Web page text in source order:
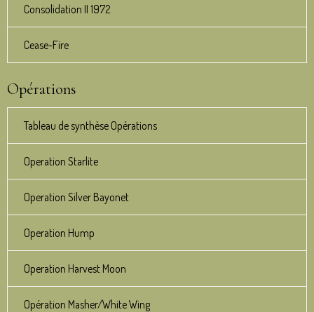
Consolidation II 1972
Cease-Fire
Opérations
Tableau de synthèse Opérations
Operation Starlite
Operation Silver Bayonet
Operation Hump
Operation Harvest Moon
Opération Masher/White Wing